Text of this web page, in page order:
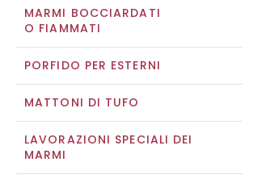
MARMI BOCCIARDATI
O FIAMMATI
PORFIDO PER ESTERNI
MATTONI DI TUFO
LAVORAZIONI SPECIALI DEI
MARMI